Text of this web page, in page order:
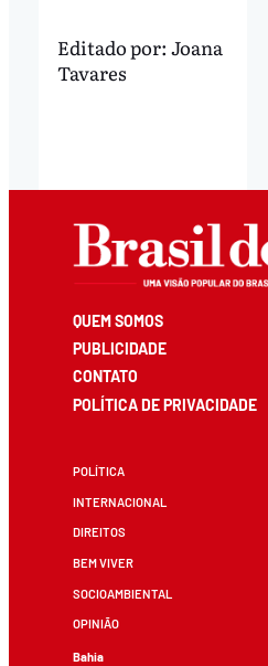
Editado por: Joana
Tavares
QUEM SOMOS
PUBLICIDADE
CONTATO
POLÍTICA DE PRIVACIDADE
POLÍTICA
INTERNACIONAL
DIREITOS
BEM VIVER
SOCIOAMBIENTAL
OPINIÃO
Bahia